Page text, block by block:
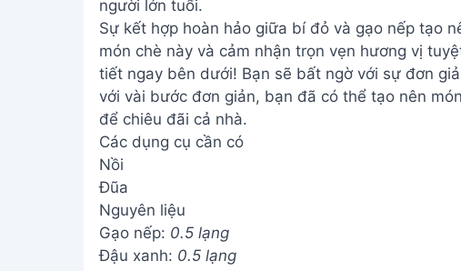
người lớn tuổi.
Sự kết hợp hoàn hảo giữa bí đỏ và gạo nếp tạo
món chè này và cảm nhận trọn vẹn hương vị
tiết ngay bên dưới! Bạn sẽ bất ngờ với sự đơn
với vài bước đơn giản, bạn đã có thể tạo nên
để chiêu đãi cả nhà.
Các dụng cụ cần có
Nồi
Đũa
Nguyên liệu
Gạo nếp: 0.5 lạng
Đậu xanh: 0.5 lạng